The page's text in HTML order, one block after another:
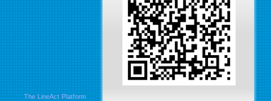
The LineAct Platform